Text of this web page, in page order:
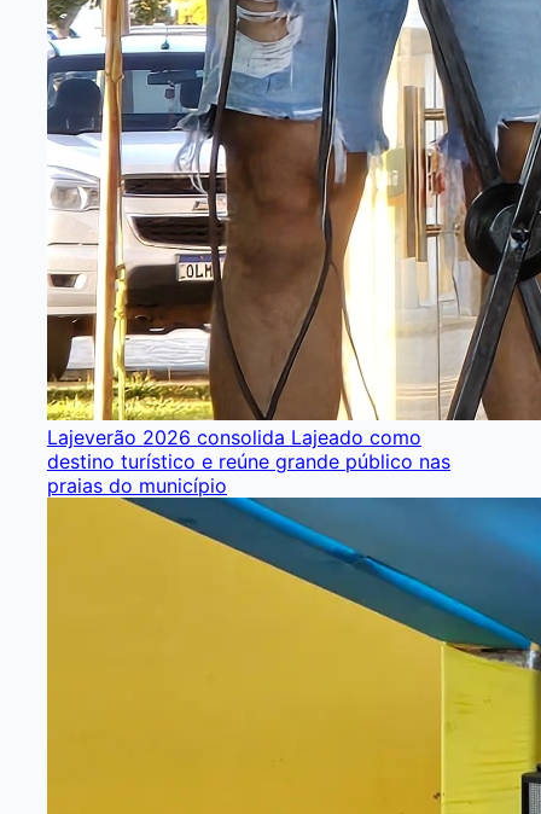
Lajeverão 2026 consolida Lajeado como
destino turístico e reúne grande público nas
praias do município